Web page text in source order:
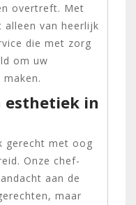
overtreft. Met
alleen van heerlijk
die met zorg
om uw
esthetiek in
gerecht met oog
Onze chef-
aan de
maar